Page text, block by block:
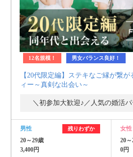
個人情報保護のため
プライバシーマークを
12名規模！ 男女バランス良好！
【20代限定編】ステキなご縁が繋
ィー～真剣な出会い～
＼初参加大歓迎♪／人気の婚活
男性 残りわずか
20～29歳
3,400円
女性
20
0円